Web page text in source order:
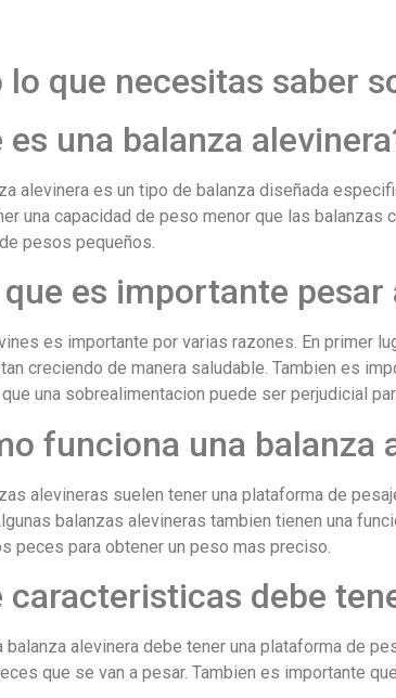
lo que necesitas saber
es una balanza
alevinera es un tipo de balanza diseñada
una capacidad de peso menor que las
pesos pequeños.
es importante pesar
es importante por varias razones. En primer
creciendo de manera saludable. Tambien es
una sobrealimentacion puede ser perjudicial
funciona una balanza
alevineras suelen tener una plataforma de
balanzas alevineras tambien tienen una
peces para obtener un peso mas preciso.
caracteristicas debe
balanza alevinera debe tener una plataforma de
que se van a pesar. Tambien es importante